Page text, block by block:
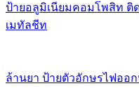
ป้ายอลูมิเนียมคอมโพสิท ติ
เมทัลชีท
ล้านยา ป้ายตัวอักษรไฟออ